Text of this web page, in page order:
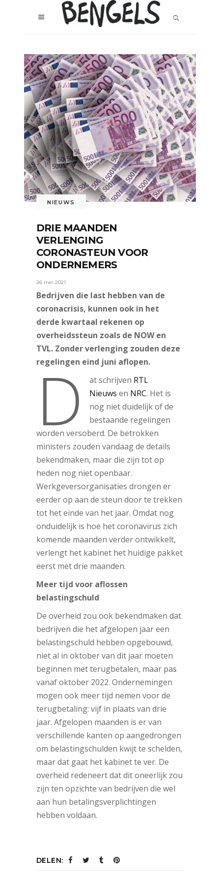
NIEUWS
DRIE MAANDEN
VERLENGING
CORONASTEUN VOOR
ONDERNEMERS
26 mei 2021
Bedrijven die last hebben van de
coronacrisis, kunnen ook in het
derde kwartaal rekenen op
overheidssteun zoals de NOW en
TVL. Zonder verlenging zouden deze
regelingen eind juni aflopen.
D at schrijven RTL
Nieuwsen NRC. Het is
nog niet duidelijk of de
bestaande regelingen
worden versoberd. De betrokken
ministers zouden vandaag de details
bekendmaken, maar die zijn tot op
heden nog niet openbaar.
Werkgeversorganisaties drongen er
eerder op aan de steun door te trekken
tot het einde van het jaar. Omdat nog
onduidelijk is hoe het coronavirus zich
komende maanden verder ontwikkelt,
verlengt het kabinet het huidige pakket
eerst met drie maanden.
Meer tijd voor aflossen
belastingschuld
De overheid zou ook bekendmaken dat
bedrijven die het afgelopen jaar een
belastingschuld hebben opgebouwd,
niet al in oktober van dit jaar moeten
beginnen met terugbetalen, maar pas
vanaf oktober 2022. Ondernemingen
mogen ook meer tijd nemen voor de
terugbetaling: vijf in plaats van drie
jaar. Afgelopen maanden is er van
verschillende kanten op aangedrongen
om belastingschulden kwijt te schelden,
maar dat gaat het kabinet te ver. De
overheid redeneert dat dit oneerlijk zou
zijn ten opzichte van bedrijven die wel
aan hun betalingsverplichtingen
hebben voldaan.
DELEN: